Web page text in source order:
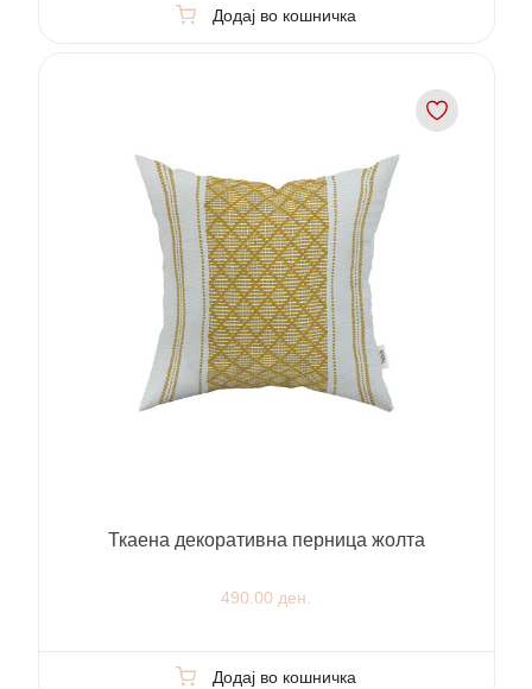
Додај во кошничка
Ткаена декоративна перница жолта
490.00 ден.
Додај во кошничка